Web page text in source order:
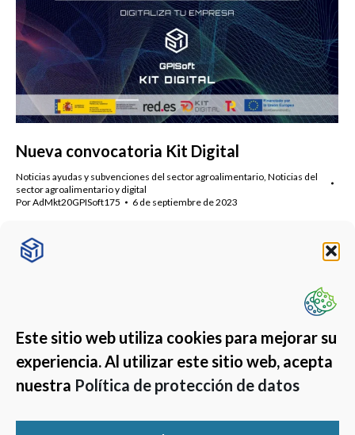
Este sitio web utiliza cookies para mejorar su
experiencia. Al utilizar este sitio web, acepta
nuestra Política de protección de datos
Nueva convocatoria Kit Digital
Noticias ayudas y subvenciones del sector agroalimentario, Noticias del
sector agroalimentario y digital
PorAdMkt20GPISoft175 6 de septiembre de 2023
de bienes, explotaciones agrarias y sociedades civiles.
Solicítala.